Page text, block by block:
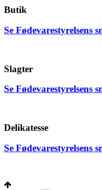
Butik
Se Fødevarestyrelsens
Slagter
Se Fødevarestyrelsens
Delikatesse
Se Fødevarestyrelsens